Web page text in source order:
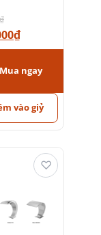
₫
₫
Mua ngay
vào giỷ
♡